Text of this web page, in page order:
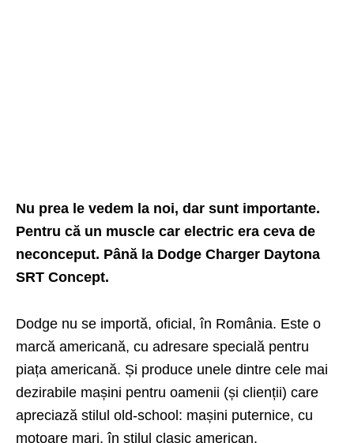
Nu prea le vedem la noi, dar sunt importante.
Pentru că un muscle car electric era ceva de
neconceput. Până la Dodge Charger Daytona
SRT Concept.
Dodge nu se importă, oficial, în România. Este o
marcă americană, cu adresare specială pentru
piața americană. Și produce unele dintre cele mai
dezirabile mașini pentru oamenii (și clienții) care
apreciază stilul old-school: mașini puternice, cu
motoare mari, în stilul clasic american.